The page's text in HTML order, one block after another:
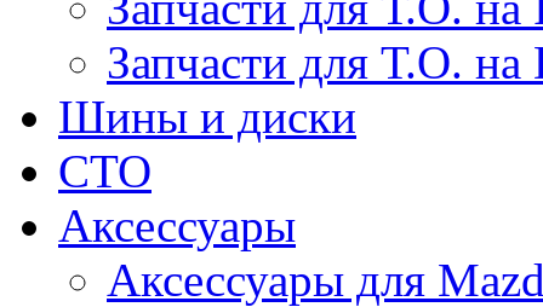
Запчасти для Т.О. на
Шины и диски
СТО
Аксессуары
Аксессуары для